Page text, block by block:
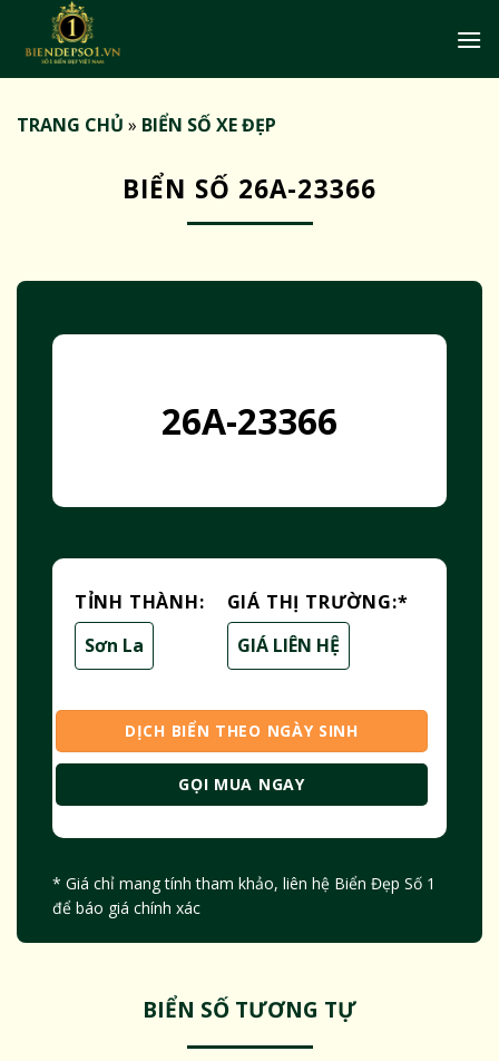
TRANG CHỦ » BIỂN SỐ XE ĐẸP
BIỂN SỐ 26A-23366
26A-23366
TỈNH THÀNH:
Sơn La
GIÁ THỊ TRƯỜNG:*
GIÁ LIÊN HỆ
DỊCH BIỂN THEO NGÀY SINH
GỌI MUA NGAY
* Giá chỉ mang tính tham khảo, liên hệ Biển Đẹp Số 1
để báo giá chính xác
BIỂN SỐ TƯƠNG TỰ